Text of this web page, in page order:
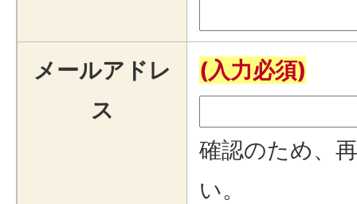
メールアドレ
ス
(入力必須)
確認のため、
い。